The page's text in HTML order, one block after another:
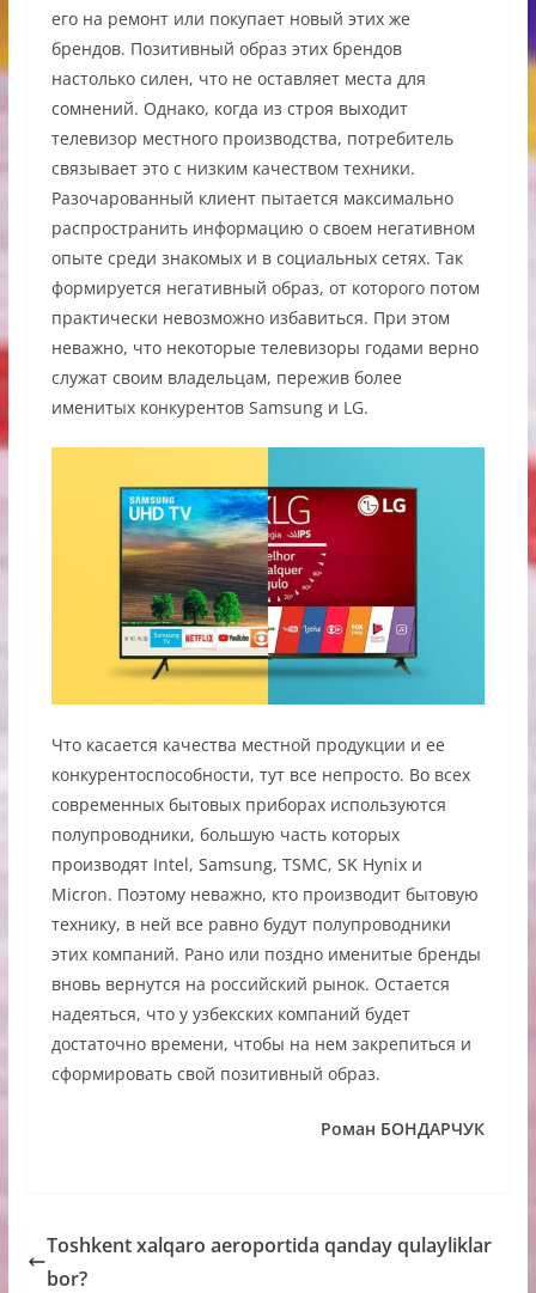
его на ремонт или покупает новый этих же
брендов. Позитивный образ этих брендов
настолько силен, что не оставляет места для
сомнений. Однако, когда из строя выходит
телевизор местного производства, потребитель
связывает это с низким качеством техники.
Разочарованный клиент пытается максимально
распространить информацию о своем негативном
опыте среди знакомых и в социальных сетях. Так
формируется негативный образ, от которого потом
практически невозможно избавиться. При этом
неважно, что некоторые телевизоры годами верно
служат своим владельцам, пережив более
именитых конкурентов Samsung и LG.
Что касается качества местной продукции и ее
конкурентоспособности, тут все непросто. Во всех
современных бытовых приборах используются
полупроводники, большую часть которых
производят Intel, Samsung, TSMC, SK Hynix и
Micron. Поэтому неважно, кто производит бытовую
технику, в ней все равно будут полупроводники
этих компаний. Рано или поздно именитые бренды
вновь вернутся на российский рынок. Остается
надеяться, что у узбекских компаний будет
достаточно времени, чтобы на нем закрепиться и
сформировать свой позитивный образ.
Роман БОНДАРЧУК
Toshkent xalqaro aeroportida qanday qulayliklar
bor?